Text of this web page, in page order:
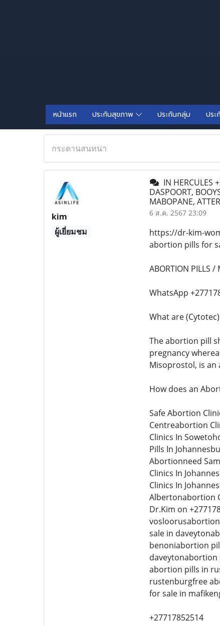
หน้าแรก ประกันสุขภาพ ประกันกลุ่ม ประ
กระดานสนทนา
kim
ผู้เยี่ยมชม
IN HERCULES
DASPOORT,
MABOPANE,
6 ส.ค. 2567 23:09
https://dr-kim-
abortion pills for
ABORTION PILLS /
WhatsApp
What are
The abortion pill
pregnancy
Misoprostol, is
How does an
Safe Abortion
Centreabortion
Clinics In
Pills In
Abortionneed
Clinics In
Clinics In
Albertonabortion
Dr.Kim on
sale in
benoniabortion
daveytonabortion
abortion pills in
rustenburgfree
for sale in
+27717852514